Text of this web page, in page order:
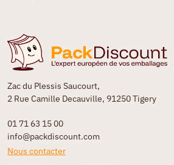
Zac du Plessis Saucourt,
2 Rue Camille Decauville, 91250 Tigery
01 71 63 15 00
info@packdiscount.com
Nous contacter